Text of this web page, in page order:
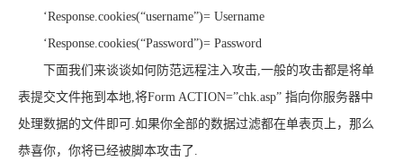
‘Response.cookies(“username”)= Username
‘Response.cookies(“Password”)= Password
下面我们来谈谈如何防范远程注入攻击,一般的攻击都是将单
表提交文件拖到本地,将Form ACTION=”chk.asp” 指向你服务器中
处理数据的文件即可.如果你全部的数据过滤都在单表页上，那么
恭喜你，你将已经被脚本攻击了.